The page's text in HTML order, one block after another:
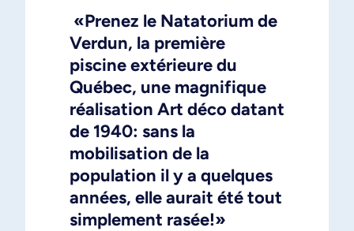
«Prenez le Natatorium de
Verdun, la première
piscine extérieure du
Québec, une magnifique
réalisation Art déco datant
de 1940: sans la
mobilisation de la
population il y a quelques
années, elle aurait été tout
simplement rasée!»